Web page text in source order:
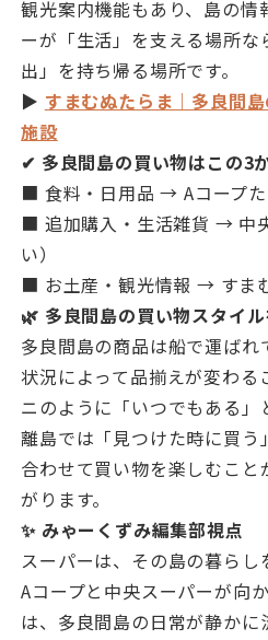
観光案内機能もあり、島の
ーが「生活」を支える場所
出」を持ち帰る場所です。
▶ すまむぬたらま｜多良間
施設
✔ 多良間島の買い物はこの3
■ 食料・日用品 → Aコープ
■ 追加購入・生活雑貨 → 中
い）
■ お土産・観光情報 → すま
🌿 多良間島の買い物スタイ
多良間島の商品は船で運ば
状況によって品揃えが変わる
ニのように「いつでもある」
離島では「見つけた時に買
合わせて買い物を楽しむこ
がります。
✨ みゃーくずみ編集部視点
スーパーは、その島の暮らし
Aコープと中央スーパーが向
は、多良間島の日常が静かに